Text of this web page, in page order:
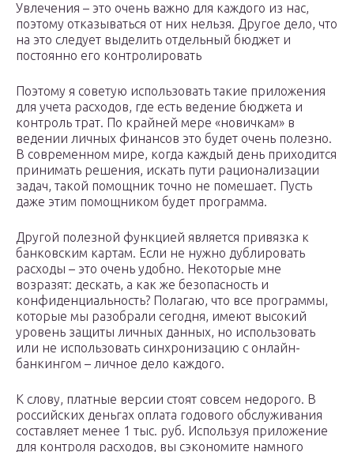
Увлечения – это очень важно для каждого из нас,
поэтому отказываться от них нельзя. Другое дело, что
на это следует выделить отдельный бюджет и
постоянно его контролировать
Поэтому я советую использовать такие приложения
для учета расходов, где есть ведение бюджета и
контроль трат. По крайней мере «новичкам» в
ведении личных финансов это будет очень полезно.
В современном мире, когда каждый день приходится
принимать решения, искать пути рационализации
задач, такой помощник точно не помешает. Пусть
даже этим помощником будет программа.
Другой полезной функцией является привязка к
банковским картам. Если не нужно дублировать
расходы – это очень удобно. Некоторые мне
возразят: дескать, а как же безопасность и
конфиденциальность? Полагаю, что все программы,
которые мы разобрали сегодня, имеют высокий
уровень защиты личных данных, но использовать
или не использовать синхронизацию с онлайн-
банкингом – личное дело каждого.
К слову, платные версии стоят совсем недорого. В
российских деньгах оплата годового обслуживания
составляет менее 1 тыс. руб. Используя приложение
для контроля расходов, вы сэкономите намного